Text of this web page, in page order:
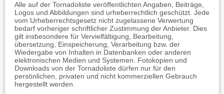
Alle auf der Tornadoliste veröffentlichten Angaben, Beiträge,
Logos und Abbildungen sind urheberrechtlich geschützt. Jede
vom Urheberrechtsgesetz nicht zugelassene Verwertung
bedarf vorheriger schriftlicher Zustimmung der Anbieter. Dies
gilt insbesondere für Vervielfältigung, Bearbeitung,
übersetzung, Einspeicherung, Verarbeitung bzw. der
Wiedergabe von Inhalten in Datenbanken oder anderen
elektronischen Medien und Systemen. Fotokopien und
Downloads von der Tornadoliste dürfen nur für den
persönlichen, privaten und nicht kommerziellen Gebrauch
hergestellt werden.